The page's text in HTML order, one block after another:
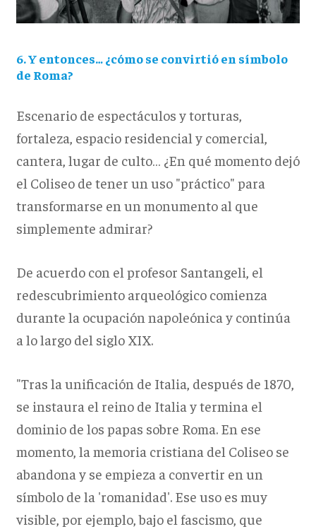
6. Y entonces… ¿cómo se convirtió en símbolo
de Roma?
Escenario de espectáculos y torturas,
fortaleza, espacio residencial y comercial,
cantera, lugar de culto… ¿En qué momento dejó
el Coliseo de tener un uso "práctico" para
transformarse en un monumento al que
simplemente admirar?
De acuerdo con el profesor Santangeli, el
redescubrimiento arqueológico comienza
durante la ocupación napoleónica y continúa
a lo largo del siglo XIX.
"Tras la unificación de Italia, después de 1870,
se instaura el reino de Italia y termina el
dominio de los papas sobre Roma. En ese
momento, la memoria cristiana del Coliseo se
abandona y se empieza a convertir en un
símbolo de la 'romanidad'. Ese uso es muy
visible, por ejemplo, bajo el fascismo, que